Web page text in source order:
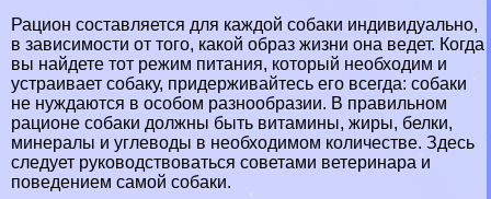
Рацион составляется для каждой собаки индивидуально,
в зависимости от того, какой образ жизни она ведет. Когда
вы найдете тот режим питания, который необходим и
устраивает собаку, придерживайтесь его всегда: собаки
не нуждаются в особом разнообразии. В правильном
рационе собаки должны быть витамины, жиры, белки,
минералы и углеводы в необходимом количестве. Здесь
следует руководствоваться советами ветеринара и
поведением самой собаки.